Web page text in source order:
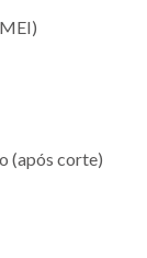
(após corte)